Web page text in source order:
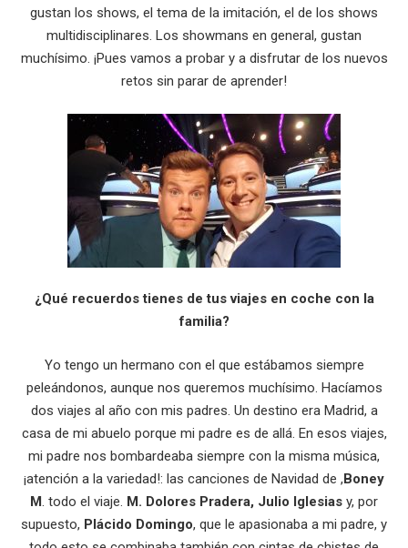
gustan los shows, el tema de la imitación, el de los shows
multidisciplinares. Los showmans en general, gustan
muchísimo. ¡Pues vamos a probar y a disfrutar de los nuevos
retos sin parar de aprender!
¿Qué recuerdos tienes de tus viajes en coche con la
familia?
Yo tengo un hermano con el que estábamos siempre
peleándonos, aunque nos queremos muchísimo. Hacíamos
dos viajes al año con mis padres. Un destino era Madrid, a
casa de mi abuelo porque mi padre es de allá. En esos viajes,
mi padre nos bombardeaba siempre con la misma música,
¡atención a la variedad!: las canciones de Navidad de ,Boney
M. todo el viaje. M. Dolores Pradera, Julio Iglesias y, por
supuesto, Plácido Domingo, que le apasionaba a mi padre, y